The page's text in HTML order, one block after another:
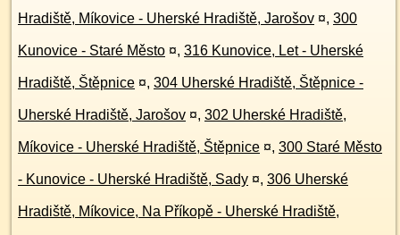
Hradiště, Míkovice - Uherské Hradiště, Jarošov ¤, 300
Kunovice - Staré Město ¤, 316 Kunovice, Let - Uherské
Hradiště, Štěpnice ¤, 304 Uherské Hradiště, Štěpnice -
Uherské Hradiště, Jarošov ¤, 302 Uherské Hradiště,
Míkovice - Uherské Hradiště, Štěpnice ¤, 300 Staré Město
- Kunovice - Uherské Hradiště, Sady ¤, 306 Uherské
Hradiště, Míkovice, Na Příkopě - Uherské Hradiště,